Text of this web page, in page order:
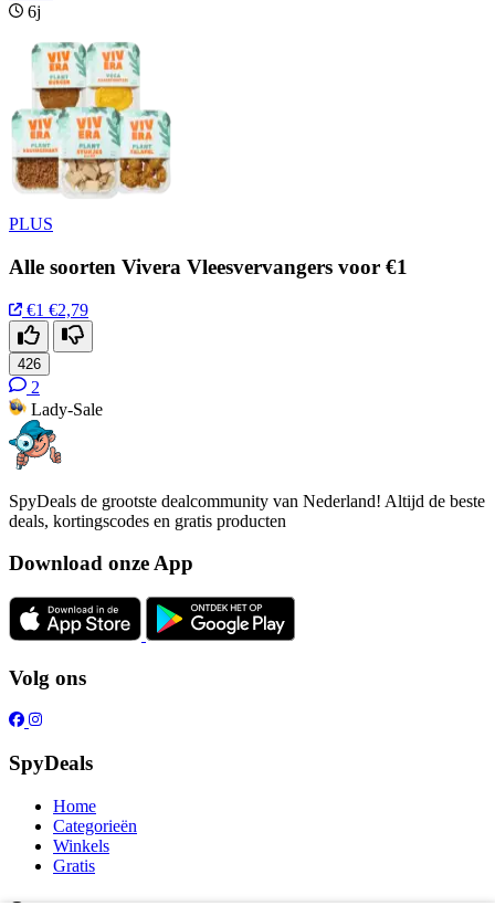
6j
PLUS
Alle soorten Vivera Vleesvervangers voor €1
€1 €2,79
426
2
Lady-Sale
SpyDeals de grootste dealcommunity van Nederland! Altijd de beste
deals, kortingscodes en gratis producten
Download onze App
Volg ons
SpyDeals
Home
Categorieën
Winkels
Gratis